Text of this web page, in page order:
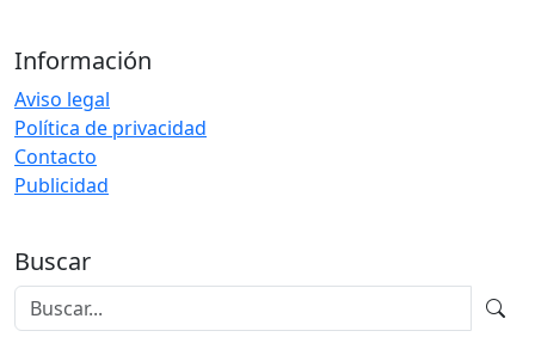
Información
Aviso legal
Política de privacidad
Contacto
Publicidad
Buscar